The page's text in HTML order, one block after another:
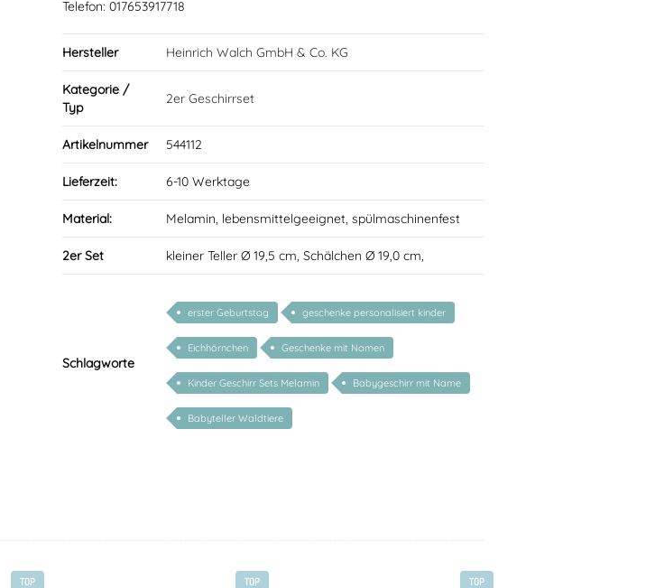
Telefon: 017653917718
Hersteller Heinrich Walch GmbH & Co. KG
Kategorie /
Typ
2er Geschirrset
Artikelnummer 544112
Lieferzeit: 6-10 Werktage
Material: Melamin, lebensmittelgeeignet, spülmaschinenfest
2er Set kleiner Teller Ø 19,5 cm, Schälchen Ø 19,0 cm,
Schlagworte
erster Geburtstag geschenke personalisiert kinder
Eichhörnchen Geschenke mit Namen
Kinder Geschirr Sets Melamin Babygeschirr mit Name
Babyteller Waldtiere
TOP TOP TOP